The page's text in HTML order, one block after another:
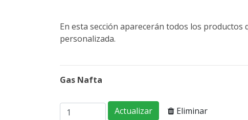
En esta sección aparecerán todos los
personalizada.
Gas Nafta
Eliminar